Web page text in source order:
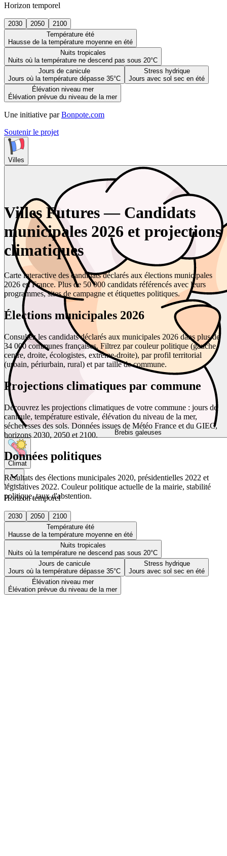
Horizon temporel
2030 2050
2100
Température été
Hausse de la température moyenne en été
Nuits tropicales
Nuits où la température ne descend pas sous 20°C
Jours de canicule
Jours où la température dépasse 35°C
Stress hydrique
Jours avec sol sec en été
Élévation niveau mer
Élévation prévue du niveau de la mer
Une initiative par Bonpote.com
Soutenir le projet
Villes
Brebis galeuses
Climat
Horizon temporel
2030 2050
2100
Température été
Hausse de la température moyenne en été
Nuits tropicales
Nuits où la température ne descend pas sous 20°C
Jours de canicule
Jours où la température dépasse 35°C
Stress hydrique
Jours avec sol sec en été
Élévation niveau mer
Élévation prévue du niveau de la mer
Villes Futures — Candidats
municipales 2026 et projections
climatiques
Carte interactive des candidats déclarés aux élections municipales
2026 en France. Plus de 50 000 candidats référencés avec leurs
programmes, sites de campagne et étiquettes politiques.
Élections municipales 2026
Consultez les candidats déclarés aux municipales 2026 dans plus de
34 000 communes françaises. Filtrez par couleur politique (gauche,
centre, droite, écologistes, extrême-droite), par profil territorial
(urbain, périurbain, rural) et par taille de commune.
Projections climatiques par commune
Découvrez les projections climatiques de votre commune : jours de
canicule, température estivale, élévation du niveau de la mer,
sécheresses des sols. Données issues de Météo France et du GIEC,
horizons 2030, 2050 et 2100.
Données politiques
Résultats des élections municipales 2020, présidentielles 2022 et
législatives 2022. Couleur politique actuelle de la mairie, stabilité
politique, taux d'abstention.